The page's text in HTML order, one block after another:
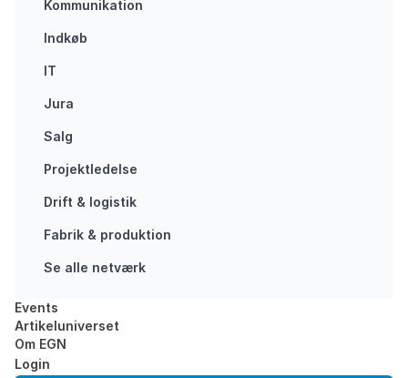
Kommunikation
Indkøb
IT
Jura
Salg
Projektledelse
Drift & logistik
Fabrik & produktion
Se alle netværk
Events
Artikeluniverset
Om EGN
Login
especially
important to
constructive in
the workplace.
Mads Hyldig
explains how.
ENVIRONMENT